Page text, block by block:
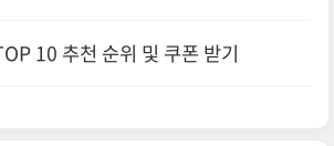
10 추천 순위 및 쿠폰 받기